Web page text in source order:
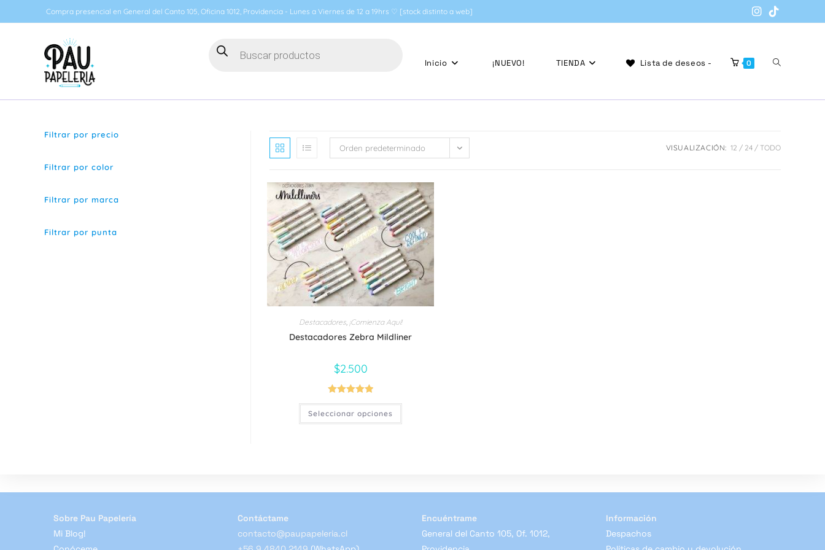
al
Compra presencial en General del Canto 105, Oficina 1012, Providencia - Lunes a Viernes de 12 a 19hrs ♡ [stock distinto a web]
de
productos Inicio ¡NUEVO! TIENDA Lista de deseos - 0 Alternar
Orden predeterminado VISUALIZACIÓN: 12 24 TODO
Destacadores, ¡Comienza Aquí!
Destacadores Zebra Mildliner
$2.500
Valorado con
5.00de 5
Seleccionar opciones
Este
tiene
en
Filtrar por precio
Filtrar por color
Filtrar por marca
Filtrar por punta
Sobre Pau Papelería
Mi Blog!
Contáctame
contacto@paupapeleria.cl
Encuéntrame
General del Canto 105, Of. 1012,
Información
Despachos